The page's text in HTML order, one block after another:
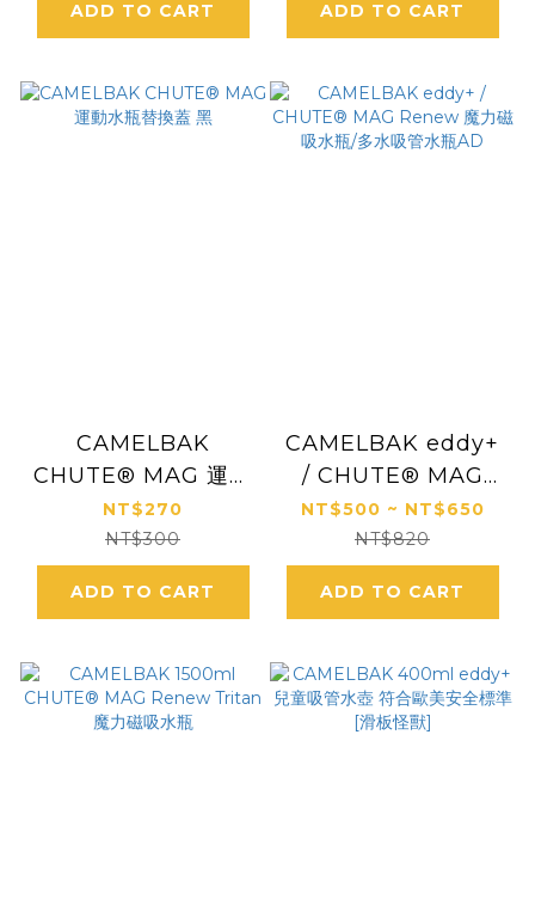
ADD TO CART ADD TO CART
CAMELBAK
CHUTE® MAG 運動
水瓶替換蓋 黑
NT$270
NT$300
ADD TO CART
CAMELBAK eddy+
/ CHUTE® MAG
Renew 魔力磁吸水
瓶/多水吸管水瓶AD
NT$500 ~ NT$650
NT$820
ADD TO CART